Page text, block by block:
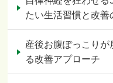
たい生活習慣と改善
産後お腹ぽっこりが
る改善アプローチ